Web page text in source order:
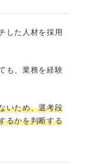
した人材を採用
も、業務を経験
いため、選考段
るかを判断する